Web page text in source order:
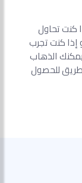
كنت تحاول
كنت تجرب
الذهاب
للحصول